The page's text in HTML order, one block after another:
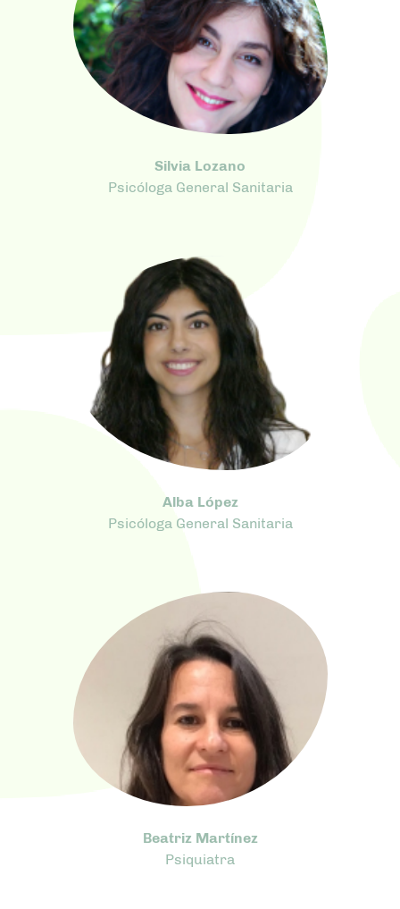
Silvia Lozano
Psicóloga General Sanitaria
Alba López
Psicóloga General Sanitaria
Beatriz Martínez
Psiquiatra